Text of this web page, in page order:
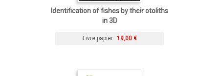
Identification of fishes by their otoliths
in 3D
Livre papier 19,00 €